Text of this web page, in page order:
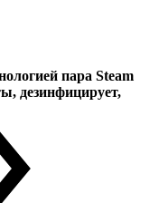
пара Steam
дезинфицирует,